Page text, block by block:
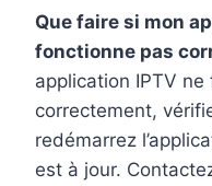
Que faire si mon
fonctionne pas
application IPTV
correctement,
redémarrez
est à jour.